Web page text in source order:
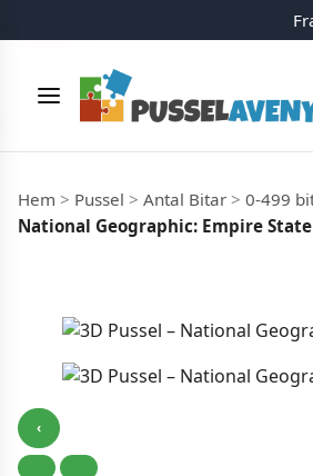
Hoppa till innehåll
Meny
Hem > Pussel > Antal Bitar > 0-499
National Geographic: Empire
‹